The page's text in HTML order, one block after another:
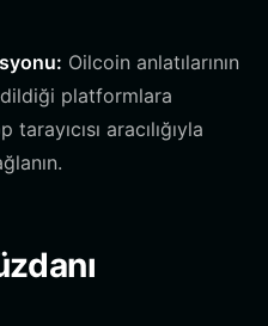
Oilcoin anlatılarının
platformlara
aracılığıyla